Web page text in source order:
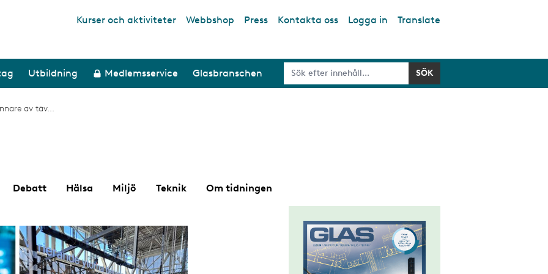
Top links
Kurser och aktiviteter Webbshop Press Kontakta oss Logga in Translate
Utbildning Medlemsservice Glasbranschen
av täv...
Debatt Hälsa Miljö Teknik Om tidningen